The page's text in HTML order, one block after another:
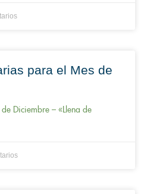
para el Mes de
Diciembre – «Llena de